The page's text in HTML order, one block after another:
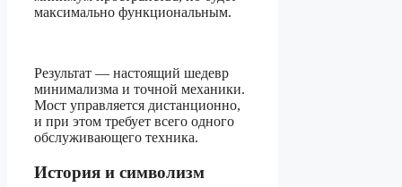
максимально функциональным.
Результат — настоящий шедевр
минимализма и точной механики.
Мост управляется дистанционно,
и при этом требует всего одного
обслуживающего техника.
История и символизм